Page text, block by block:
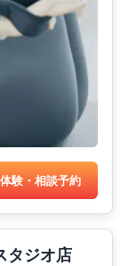
体験・相談予約
タジオ店